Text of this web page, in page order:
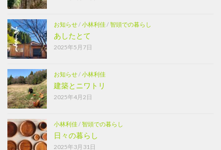
お知らせ/小林利佳/智頭での暮らし
あしたとて
2025年5月7日
お知らせ/小林利佳
建築とニワトリ
2025年4月2日
小林利佳/智頭での暮らし
日々の暮らし
2025年3月31日